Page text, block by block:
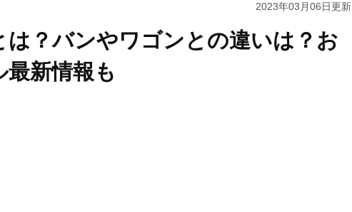
2023年03月06日更新
は？バンやワゴンとの違いは？お
新情報も